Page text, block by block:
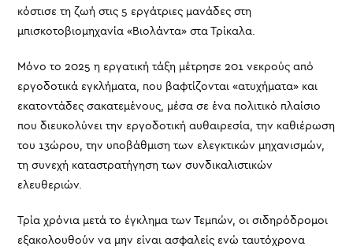
κόστισε τη ζωή στις 5 εργάτριες μανάδες στη
μπισκοτοβιομηχανία «Βιολάντα» στα Τρίκαλα.
Μόνο το 2025 η εργατική τάξη μέτρησε 201 νεκρούς από
εργοδοτικά εγκλήματα, που βαφτίζονται «ατυχήματα» και
εκατοντάδες σακατεμένους, μέσα σε ένα πολιτικό πλαίσιο
που διευκολύνει την εργοδοτική αυθαιρεσία, την καθιέρωση
του 13ώρου, την υποβάθμιση των ελεγκτικών μηχανισμών,
τη συνεχή καταστρατήγηση των συνδικαλιστικών
ελευθεριών.
Τρία χρόνια μετά το έγκλημα των Τεμπών, οι σιδηρόδρομοι
εξακολουθούν να μην είναι ασφαλείς ενώ ταυτόχρονα